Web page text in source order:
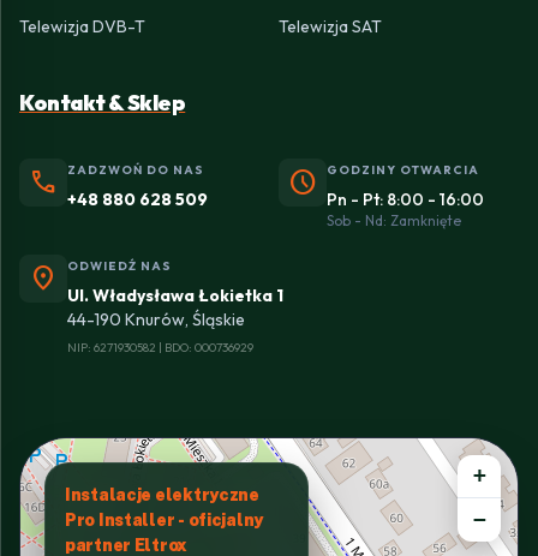
Telewizja DVB-T
Telewizja SAT
Kontakt & Sklep
phone ZADZWOŃ DO NAS
+48 880 628 509 schedule GODZINY OTWARCIA
Pn - Pt: 8:00 - 16:00
Sob - Nd: Zamknięte
location_on ODWIEDŹ NAS
Ul. Władysława Łokietka 1
44-190 Knurów, Śląskie
NIP: 6271930582 | BDO: 000736929
Instalacje elektryczne
Pro Installer - oficjalny
partner Eltrox
+
−